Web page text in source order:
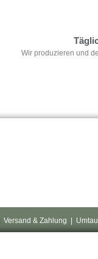
Wir produzieren und
Versand & Zahlung